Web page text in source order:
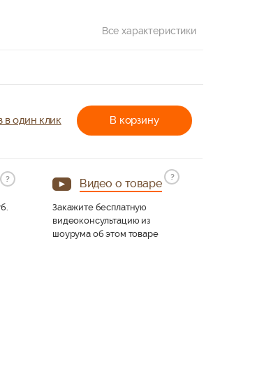
Все характеристики
В корзину
в один клик
? Видео о товаре
?
Закажите бесплатную
видеоконсультацию из
шоурума об этом товаре